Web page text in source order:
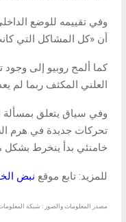
وفي تقييمه للوضع
أن «كل المشاكل التي
كما ألمح روبيو إلى
العلني المكثف ربما لم
وفي سياق يتعلق بمسألة
تحركات جديدة في هرم
خامنئي بدأ ينخرط بشكل
للمزيد: تابع موقع نبض
مصدر المعلومات والصور : شبكة